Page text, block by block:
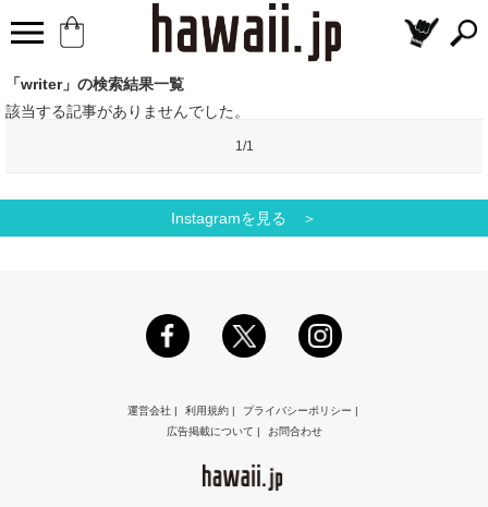
「writer」の検索結果一覧
該当する記事がありませんでした。
1/1
Instagramを見る ＞
運営会社| 利用規約| プライバシーポリシー |
広告掲載について | お問合わせ